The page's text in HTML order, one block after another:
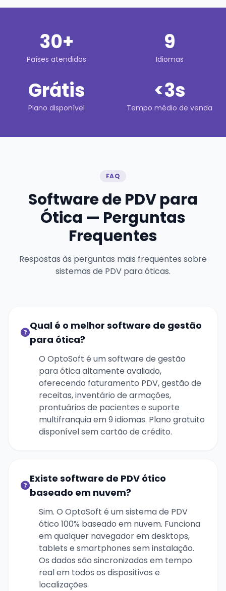
30+
Países atendidos
9
Idiomas
Grátis
Plano disponível
<3s
Tempo médio de venda
FAQ
Software de PDV para
Ótica — Perguntas
Frequentes
Respostas às perguntas mais frequentes sobre
sistemas de PDV para óticas.
Qual é o melhor software de gestão
para ótica?
O OptoSoft é um software de gestão
para ótica altamente avaliado,
oferecendo faturamento PDV, gestão de
receitas, inventário de armações,
prontuários de pacientes e suporte
multifranquia em 9 idiomas. Plano gratuito
disponível sem cartão de crédito.
Existe software de PDV ótico
baseado em nuvem?
Sim. O OptoSoft é um sistema de PDV
ótico 100% baseado em nuvem. Funciona
em qualquer navegador em desktops,
tablets e smartphones sem instalação.
Os dados são sincronizados em tempo
real em todos os dispositivos e
localizações.